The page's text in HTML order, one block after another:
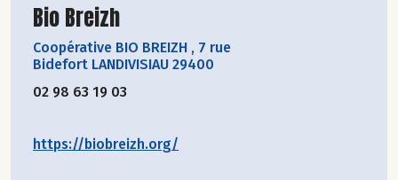
Découvrir le producteur
Bio Breizh
Coopérative BIO BREIZH , 7 rue
Bidefort LANDIVISIAU 29400
02 98 63 19 03
https://biobreizh.org/